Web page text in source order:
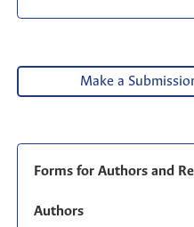
Make a
Forms for Authors and
Authors